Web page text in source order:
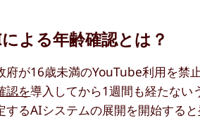
よる年齢確認とは？
府が16歳未満のYouTube利用を禁
認を導入してから1週間も経たない
するAIシステムの展開を開始すると